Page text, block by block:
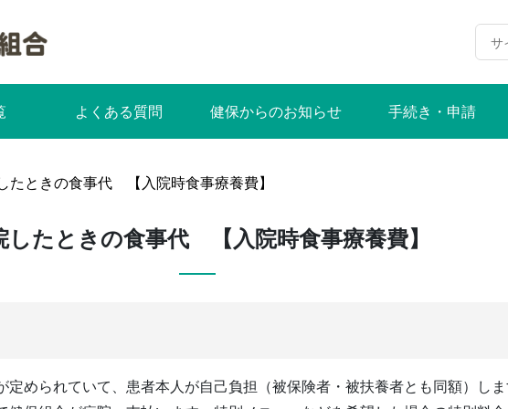
よくある質問 健保からのお知らせ 手続き・申請
たときの食事代 【入院時食事療養費】
したときの食事代 【入院時食事療養費】
定められていて、患者本人が自己負担（被保険者・被扶養者とも同額）し